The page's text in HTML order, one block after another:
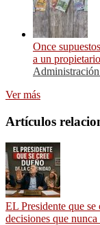
Once
a un propietario
Ver más
Artículos
EL Presidente que
decisiones que